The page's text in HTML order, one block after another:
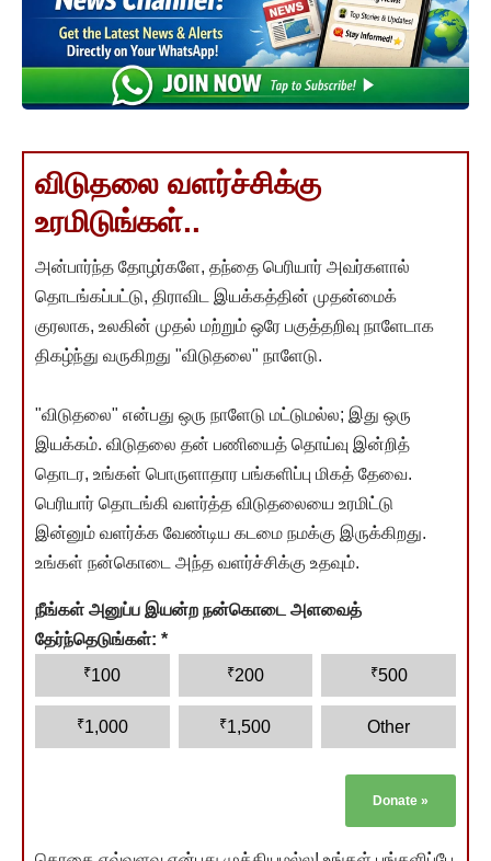
விடுதலை வளர்ச்சிக்கு
உரமிடுங்கள்..
அன்பார்ந்த தோழர்களே, தந்தை பெரியார் அவர்களால்
தொடங்கப்பட்டு, திராவிட இயக்கத்தின் முதன்மைக்
குரலாக, உலகின் முதல் மற்றும் ஒரே பகுத்தறிவு நாளேடாக
திகழ்ந்து வருகிறது "விடுதலை" நாளேடு.
"விடுதலை" என்பது ஒரு நாளேடு மட்டுமல்ல; இது ஒரு
இயக்கம். விடுதலை தன் பணியைத் தொய்வு இன்றித்
தொடர, உங்கள் பொருளாதார பங்களிப்பு மிகத் தேவை.
பெரியார் தொடங்கி வளர்த்த விடுதலையை உரமிட்டு
இன்னும் வளர்க்க வேண்டிய கடமை நமக்கு இருக்கிறது.
உங்கள் நன்கொடை அந்த வளர்ச்சிக்கு உதவும்.
நீங்கள் அனுப்ப இயன்ற நன்கொடை அளவைத்
தேர்ந்தெடுங்கள்: *
₹100 ₹200 ₹500
₹1,000 ₹1,500 Other
Donate »